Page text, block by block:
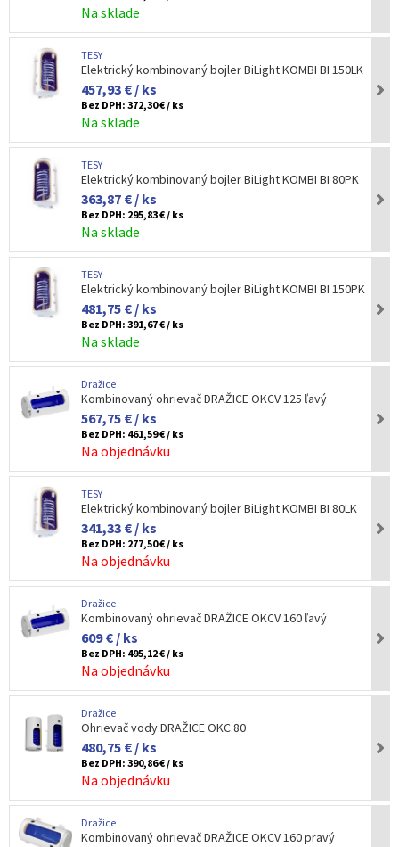
Na sklade
TESY
Elektrický kombinovaný bojler BiLight KOMBI BI 150LK
457,93 € / ks
Bez DPH: 372,30 € / ks
Na sklade
TESY
Elektrický kombinovaný bojler BiLight KOMBI BI 80PK
363,87 € / ks
Bez DPH: 295,83 € / ks
Na sklade
TESY
Elektrický kombinovaný bojler BiLight KOMBI BI 150PK
481,75 € / ks
Bez DPH: 391,67 € / ks
Na sklade
Dražice
Kombinovaný ohrievač DRAŽICE OKCV 125 ľavý
567,75 € / ks
Bez DPH: 461,59 € / ks
Na objednávku
TESY
Elektrický kombinovaný bojler BiLight KOMBI BI 80LK
341,33 € / ks
Bez DPH: 277,50 € / ks
Na objednávku
Dražice
Kombinovaný ohrievač DRAŽICE OKCV 160 ľavý
609 € / ks
Bez DPH: 495,12 € / ks
Na objednávku
Dražice
Ohrievač vody DRAŽICE OKC 80
480,75 € / ks
Bez DPH: 390,86 € / ks
Na objednávku
Dražice
Kombinovaný ohrievač DRAŽICE OKCV 160 pravý